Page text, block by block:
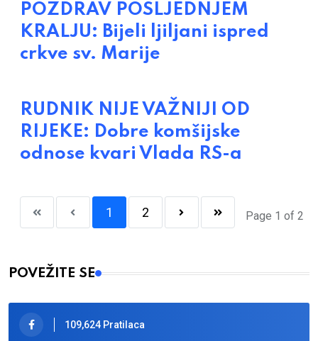
POZDRAV POSLJEDNJEM
KRALJU: Bijeli ljiljani ispred
crkve sv. Marije
RUDNIK NIJE VAŽNIJI OD
RIJEKE: Dobre komšijske
odnose kvari Vlada RS-a
Page 1 of 2
1 2
POVEŽITE SE
109,624 Pratilaca